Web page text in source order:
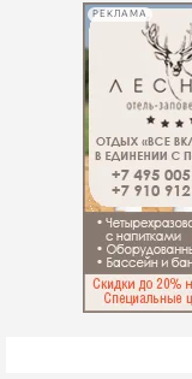
РЕКЛАМА